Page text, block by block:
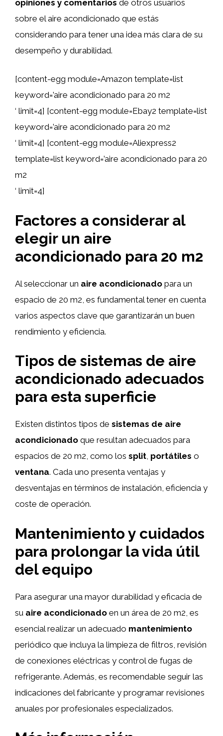
opiniones y comentarios de otros usuarios
sobre el aire acondicionado que estás
considerando para tener una idea más clara de su
desempeño y durabilidad.
[content-egg module=Amazon template=list
keyword=’aire acondicionado para 20 m2
‘ limit=4] [content-egg module=Ebay2 template=list
keyword=’aire acondicionado para 20 m2
‘ limit=4] [content-egg module=Aliexpress2
template=list keyword=’aire acondicionado para 20
m2
‘ limit=4]
Factores a considerar al
elegir un aire
acondicionado para 20 m2
Al seleccionar un aire acondicionado para un
espacio de 20 m2, es fundamental tener en cuenta
varios aspectos clave que garantizarán un buen
rendimiento y eficiencia.
Tipos de sistemas de aire
acondicionado adecuados
para esta superficie
Existen distintos tipos de sistemas de aire
acondicionado que resultan adecuados para
espacios de 20 m2, como los split, portátiles o
ventana. Cada uno presenta ventajas y
desventajas en términos de instalación, eficiencia y
coste de operación.
Mantenimiento y cuidados
para prolongar la vida útil
del equipo
Para asegurar una mayor durabilidad y eficacia de
su aire acondicionado en un área de 20 m2, es
esencial realizar un adecuado mantenimiento
periódico que incluya la limpieza de filtros, revisión
de conexiones eléctricas y control de fugas de
refrigerante. Además, es recomendable seguir las
indicaciones del fabricante y programar revisiones
anuales por profesionales especializados.